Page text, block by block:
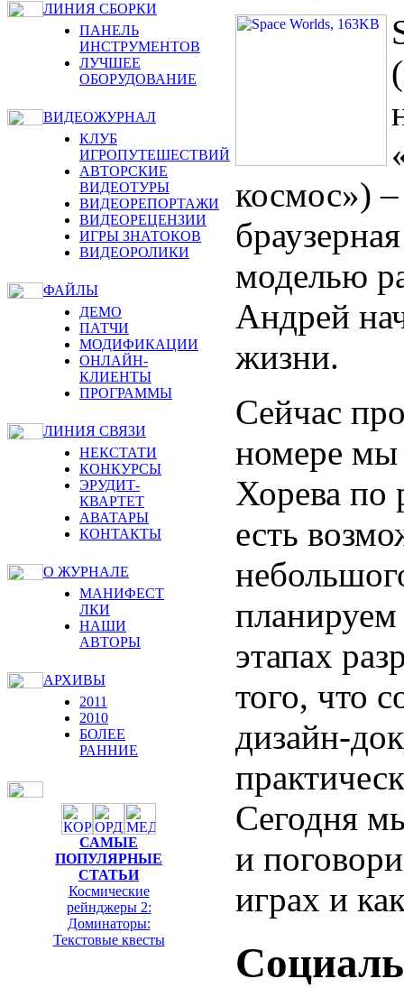
ЛИНИЯ СБОРКИ
ПАНЕЛЬ
ИНСТРУМЕНТОВ
ЛУЧШЕЕ
ОБОРУДОВАНИЕ
ВИДЕОЖУРНАЛ
КЛУБ
ИГРОПУТЕШЕСТВИЙ
АВТОРСКИЕ
ВИДЕОТУРЫ
ВИДЕОРЕПОРТАЖИ
ВИДЕОРЕЦЕНЗИИ
ИГРЫ ЗНАТОКОВ
ВИДЕОРОЛИКИ
ФАЙЛЫ
ДЕМО
ПАТЧИ
МОДИФИКАЦИИ
ОНЛАЙН-
КЛИЕНТЫ
ПРОГРАММЫ
ЛИНИЯ СВЯЗИ
НЕКСТАТИ
КОНКУРСЫ
ЭРУДИТ-
КВАРТЕТ
АВАТАРЫ
КОНТАКТЫ
О ЖУРНАЛЕ
МАНИФЕСТ
ЛКИ
НАШИ
АВТОРЫ
АРХИВЫ
2011
2010
БОЛЕЕ
РАННИЕ
САМЫЕ
ПОПУЛЯРНЫЕ
СТАТЬИ
Космические
рейнджеры 2:
Доминаторы:
Текстовые квесты
космос») –
моделью
Андрей
жизни.
Сейчас
номере мы
Хорева по
есть
планируем
этапах
того, что
дизайн-
Сегодня
и
играх и